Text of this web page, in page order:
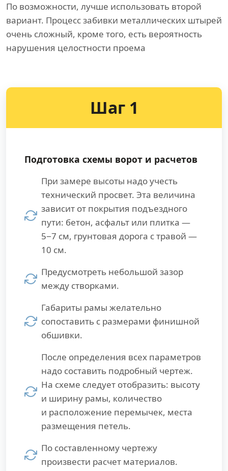
По возможности, лучше использовать второй
вариант. Процесс забивки металлических штырей
очень сложный, кроме того, есть вероятность
нарушения целостности проема
Шаг 1
Подготовка схемы ворот и расчетов
При замере высоты надо учесть
технический просвет. Эта величина
зависит от покрытия подъездного
пути: бетон, асфальт или плитка —
5−7 см, грунтовая дорога с травой —
10 см.
Предусмотреть небольшой зазор
между створками.
Габариты рамы желательно
сопоставить с размерами финишной
обшивки.
После определения всех параметров
надо составить подробный чертеж.
На схеме следует отобразить: высоту
и ширину рамы, количество
и расположение перемычек, места
размещения петель.
По составленному чертежу
произвести расчет материалов.